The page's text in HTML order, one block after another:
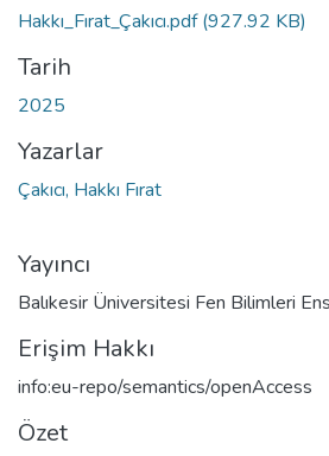
Hakkı_Fırat_Çakıcı.pdf(927.92 KB)
Tarih
2025
Yazarlar
Çakıcı, Hakkı Fırat
Yayıncı
Balıkesir Üniversitesi Fen Bilimleri
Erişim Hakkı
info:eu-repo/semantics/openAccess
Özet